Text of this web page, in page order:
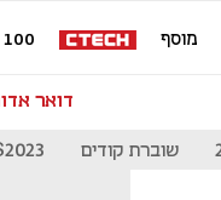
מוסף
דואר
שוברת קודים